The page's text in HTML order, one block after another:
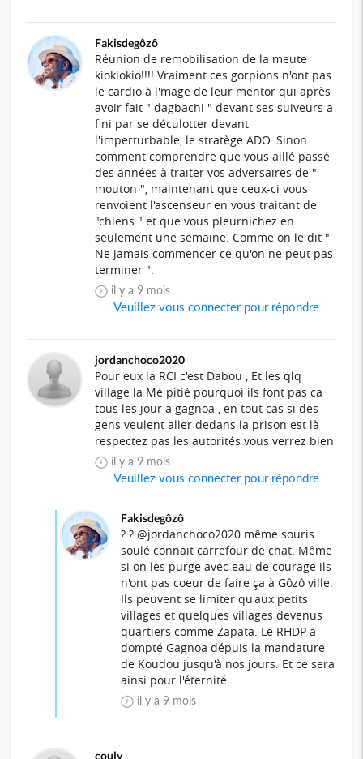
Fakisdegôzô
Réunion de remobilisation de la meute
kiokiokio!!!! Vraiment ces gorpions n'ont pas
le cardio à l'mage de leur mentor qui après
avoir fait " dagbachi " devant ses suiveurs a
fini par se déculotter devant
l'imperturbable, le stratège ADO. Sinon
comment comprendre que vous aillé passé
des années à traiter vos adversaires de "
mouton ", maintenant que ceux-ci vous
renvoient l'ascenseur en vous traitant de
"chiens " et que vous pleurnichez en
seulement une semaine. Comme on le dit "
Ne jamais commencer ce qu'on ne peut pas
terminer ".
il y a 9 mois
Veuillez vous connecter pour répondre
jordanchoco2020
Pour eux la RCI c'est Dabou , Et les qlq
village la Mé pitié pourquoi ils font pas ca
tous les jour a gagnoa , en tout cas si des
gens veulent aller dedans la prison est là
respectez pas les autorités vous verrez bien
il y a 9 mois
Veuillez vous connecter pour répondre
Fakisdegôzô
? ? @jordanchoco2020 même souris
soulé connait carrefour de chat. Même
si on les purge avec eau de courage ils
n'ont pas coeur de faire ça à Gôzô ville.
Ils peuvent se limiter qu'aux petits
villages et quelques villages devenus
quartiers comme Zapata. Le RHDP a
dompté Gagnoa dépuis la mandature
de Koudou jusqu'à nos jours. Et ce sera
ainsi pour l'éternité.
il y a 9 mois
couly